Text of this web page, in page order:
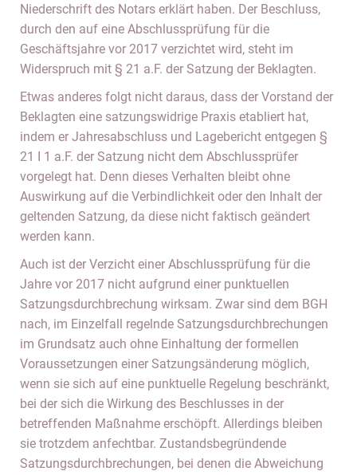
Niederschrift des Notars erklärt haben. Der Beschluss,
durch den auf eine Abschlussprüfung für die
Geschäftsjahre vor 2017 verzichtet wird, steht im
Widerspruch mit § 21 a.F. der Satzung der Beklagten.
Etwas anderes folgt nicht daraus, dass der Vorstand der
Beklagten eine satzungswidrige Praxis etabliert hat,
indem er Jahresabschluss und Lagebericht entgegen §
21 I 1 a.F. der Satzung nicht dem Abschlussprüfer
vorgelegt hat. Denn dieses Verhalten bleibt ohne
Auswirkung auf die Verbindlichkeit oder den Inhalt der
geltenden Satzung, da diese nicht faktisch geändert
werden kann.
Auch ist der Verzicht einer Abschlussprüfung für die
Jahre vor 2017 nicht aufgrund einer punktuellen
Satzungsdurchbrechung wirksam. Zwar sind dem BGH
nach, im Einzelfall regelnde Satzungsdurchbrechungen
im Grundsatz auch ohne Einhaltung der formellen
Voraussetzungen einer Satzungsänderung möglich,
wenn sie sich auf eine punktuelle Regelung beschränkt,
bei der sich die Wirkung des Beschlusses in der
betreffenden Maßnahme erschöpft. Allerdings bleiben
sie trotzdem anfechtbar. Zustandsbegründende
Satzungsdurchbrechungen, bei denen die Abweichung